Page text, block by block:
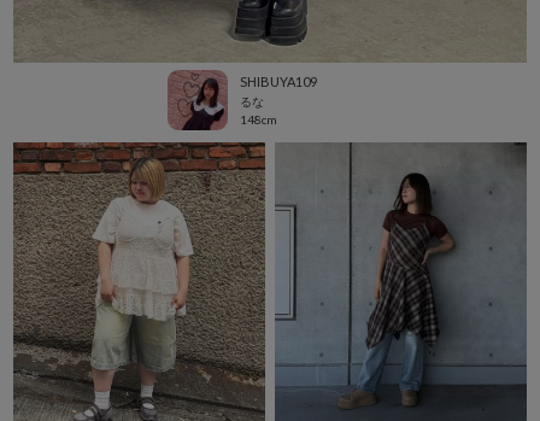
SHIBUYA109
るな
148cm